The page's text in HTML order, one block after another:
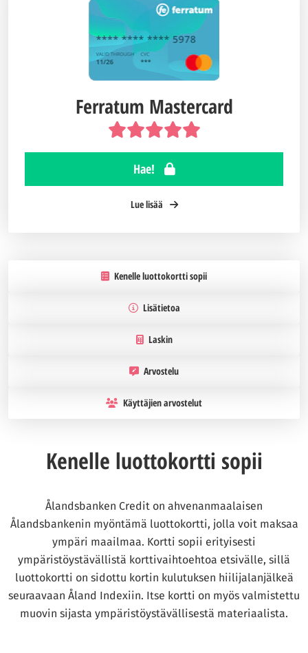
Ferratum Mastercard
Hae!
Lue lisää
Kenelle luottokortti sopii
Lisätietoa
Laskin
Arvostelu
Käyttäjien arvostelut
Kenelle luottokortti sopii
Ålandsbanken Credit on ahvenanmaalaisen
Ålandsbankenin myöntämä luottokortti, jolla voit maksaa
ympäri maailmaa. Kortti sopii erityisesti
ympäristöystävällistä korttivaihtoehtoa etsivälle, sillä
luottokortti on sidottu kortin kulutuksen hiilijalanjälkeä
seuraavaan Åland Indexiin. Itse kortti on myös valmistettu
muovin sijasta ympäristöystävällisestä materiaalista.